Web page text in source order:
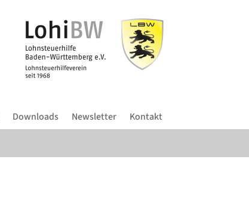
Downloads Newsletter Kontakt